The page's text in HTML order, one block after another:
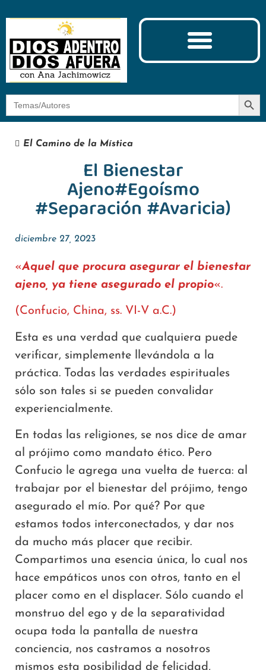
Botón
El Camino de la Mística
El Bienestar
Ajeno#Egoísmo
#Separación #Avaricia)
diciembre 27, 2023
«Aquel que procura asegurar el bienestar
ajeno, ya tiene asegurado el propio«.
(Confucio, China, ss. VI-V a.C.)
Esta es una verdad que cualquiera puede
verificar, simplemente llevándola a la
práctica. Todas las verdades espirituales
sólo son tales si se pueden convalidar
experiencialmente.
En todas las religiones, se nos dice de amar
al prójimo como mandato ético. Pero
Confucio le agrega una vuelta de tuerca: al
trabajar por el bienestar del prójimo, tengo
asegurado el mío. Por qué? Por que
estamos todos interconectados, y dar nos
da mucho más placer que recibir.
Compartimos una esencia única, lo cual nos
hace empáticos unos con otros, tanto en el
placer como en el displacer. Sólo cuando el
monstruo del ego y de la separatividad
ocupa toda la pantalla de nuestra
conciencia, nos castramos a nosotros
mismos esta posibilidad de felicidad,